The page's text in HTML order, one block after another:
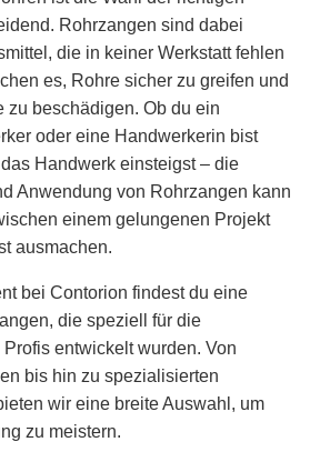
Rohrzangen sind dabei
die in keiner Werkstatt fehlen
es, Rohre sicher zu greifen und
zu beschädigen. Ob du ein
oder eine Handwerkerin bist
Handwerk einsteigst – die
Anwendung von Rohrzangen kann
einem gelungenen Projekt
ausmachen.
bei Contorion findest du eine
die speziell für die
entwickelt wurden. Von
bis hin zu spezialisierten
wir eine breite Auswahl, um
zu meistern.